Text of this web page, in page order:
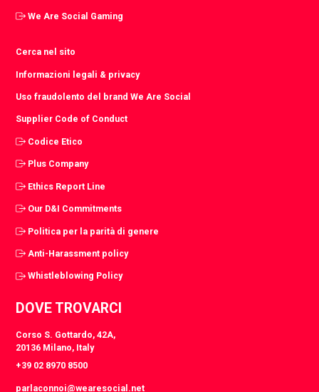
We Are Social Gaming
Cerca nel sito
Informazioni legali & privacy
Uso fraudolento del brand We Are Social
Supplier Code of Conduct
Codice Etico
Plus Company
Ethics Report Line
Our D&I Commitments
Politica per la parità di genere
Anti-Harassment policy
Whistleblowing Policy
DOVE TROVARCI
Corso S. Gottardo, 42A,
20136 Milano, Italy
+39 02 8970 8500
parlaconnoi@wearesocial.net